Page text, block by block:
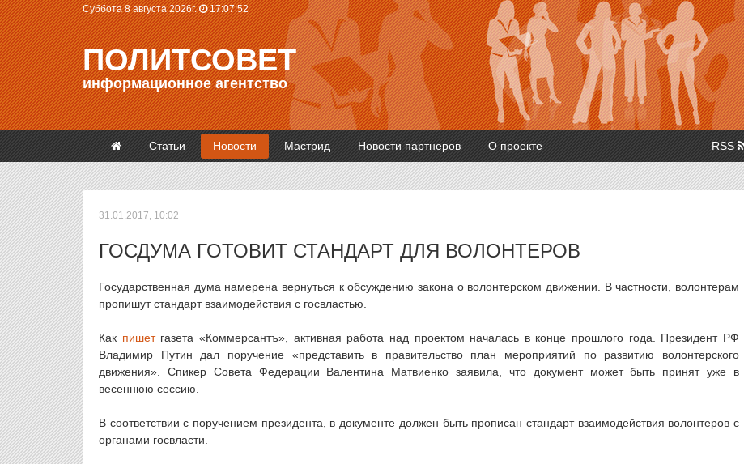
Суббота 8 августа 2026г. 17:07:53
ПОЛИТСОВЕТ
информационное агентство
Статьи Новости Мастрид Новости партнеров О проекте RSS
31.01.2017, 10:02
ГОСДУМА ГОТОВИТ СТАНДАРТ ДЛЯ ВОЛОНТЕРОВ
Государственная дума намерена вернуться к обсуждению закона о волонтерском движении. В частности, волонтерам
пропишут стандарт взаимодействия с госвластью.
Как пишетгазета «Коммерсантъ», активная работа над проектом началась в конце прошлого года. Президент РФ
Владимир Путин дал поручение «представить в правительство план мероприятий по развитию волонтерского
движения». Спикер Совета Федерации Валентина Матвиенко заявила, что документ может быть принят уже в
весеннюю сессию.
В соответствии с поручением президента, в документе должен быть прописан стандарт взаимодействия волонтеров с
органами госвласти.